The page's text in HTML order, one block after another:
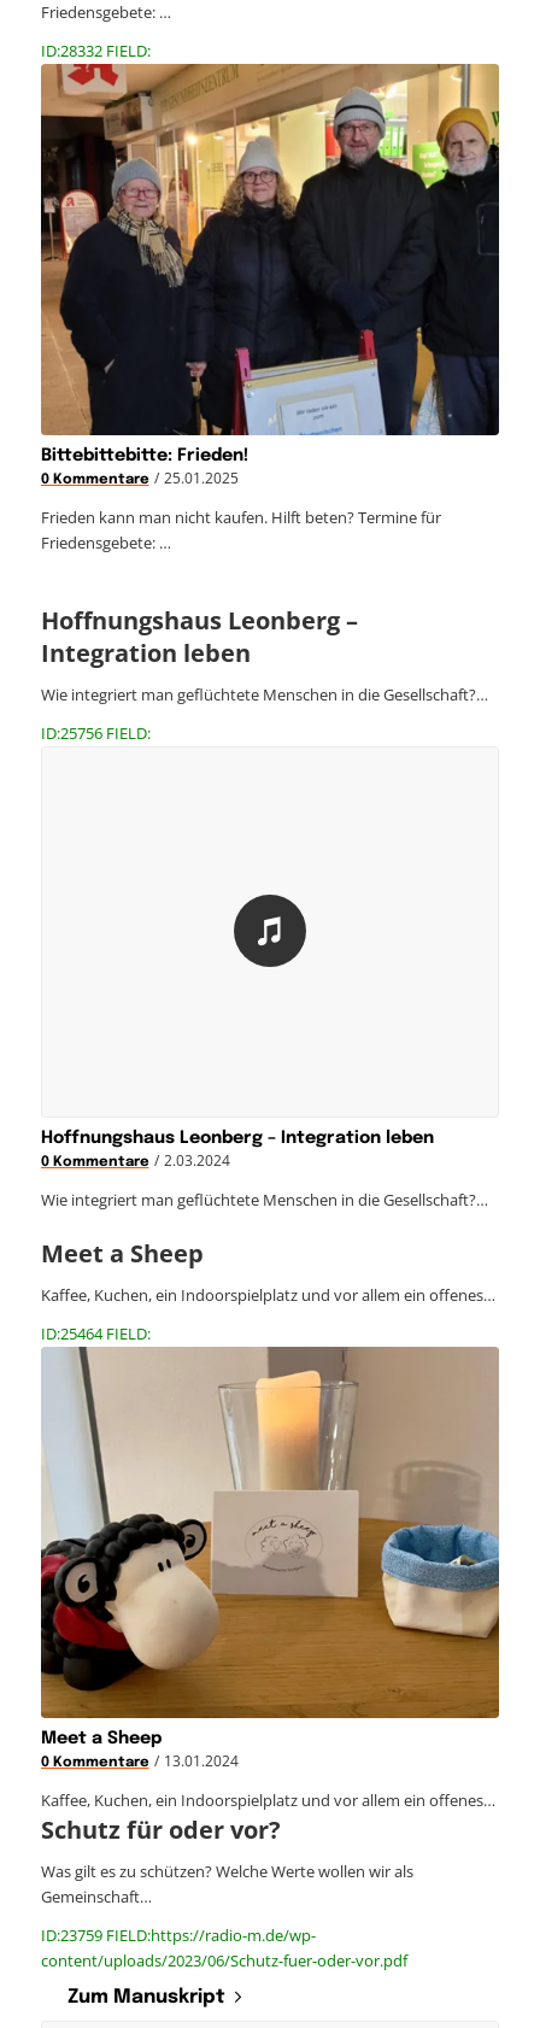
Friedensgebete: …
ID:28332 FIELD:
Bittebittebitte: Frieden!
0 Kommentare / 25.01.2025
Frieden kann man nicht kaufen. Hilft beten? Termine für
Friedensgebete: …
Hoffnungshaus Leonberg –
Integration leben
Wie integriert man geflüchtete Menschen in die Gesellschaft?…
ID:25756 FIELD:
Hoffnungshaus Leonberg – Integration leben
0 Kommentare / 2.03.2024
Wie integriert man geflüchtete Menschen in die Gesellschaft?…
Meet a Sheep
Kaffee, Kuchen, ein Indoorspielplatz und vor allem ein offenes…
ID:25464 FIELD:
Meet a Sheep
0 Kommentare / 13.01.2024
Kaffee, Kuchen, ein Indoorspielplatz und vor allem ein offenes…
Schutz für oder vor?
Was gilt es zu schützen? Welche Werte wollen wir als
Gemeinschaft…
ID:23759 FIELD:https://radio-m.de/wp-
content/uploads/2023/06/Schutz-fuer-oder-vor.pdf
Zum Manuskript